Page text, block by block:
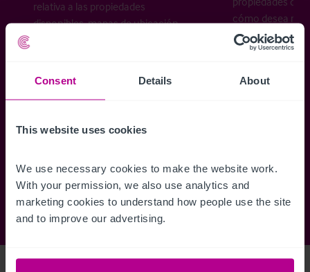
Consent Details About
This website uses cookies
We use necessary cookies to make the website work.
With your permission, we also use analytics and
marketing cookies to understand how people use the site
and to improve our advertising.
relativa a las propiedades
disponibles, mapas de ubicación,
cómo desea